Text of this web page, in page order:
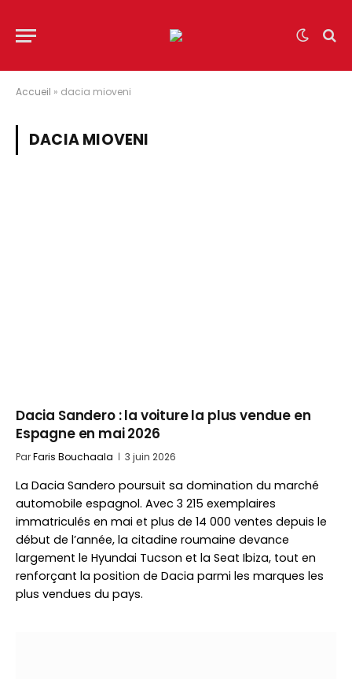
Accueil » dacia mioveni
DACIA MIOVENI
Dacia Sandero : la voiture la plus vendue en
Espagne en mai 2026
ParFaris Bouchaala 3 juin 2026
La Dacia Sandero poursuit sa domination du marché
automobile espagnol. Avec 3 215 exemplaires
immatriculés en mai et plus de 14 000 ventes depuis le
début de l’année, la citadine roumaine devance
largement le Hyundai Tucson et la Seat Ibiza, tout en
renforçant la position de Dacia parmi les marques les
plus vendues du pays.